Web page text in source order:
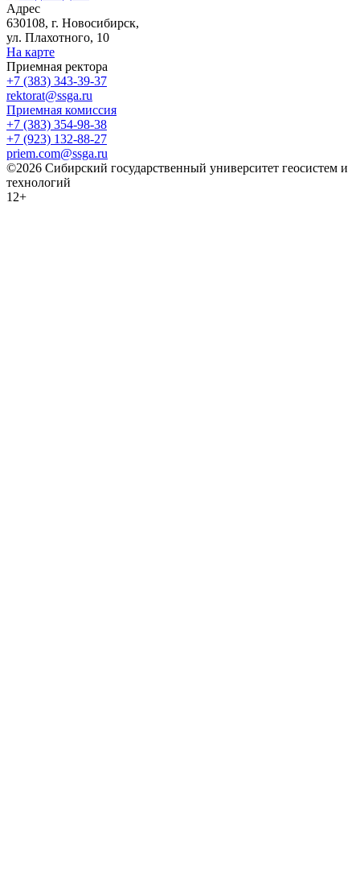
Адрес
630108, г. Новосибирск,
ул. Плахотного, 10
На карте
Приемная ректора
+7 (383) 343-39-37
rektorat@ssga.ru
Приемная комиссия
+7 (383) 354-98-38
+7 (923) 132-88-27
priem.com@ssga.ru
©2026 Сибирский государственный университет геосистем и
технологий
12+